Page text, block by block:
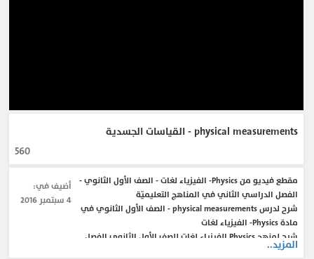
physical measurements - القياسات الجسدية
560
أضيف في:
4 سبتمبر 2016
مقطع فيديو من Physics- الفيزياء لغات - الصف الأول الثانوي -
الفصل الدراسي الثاني في المناهج التعليميّة
شرح لدرس physical measurements - الصف الأول الثانوي في
مادة Physics- الفيزياء لغات
شرح لمنهج Physics الفيزياء لغات للصف الأول الثانوي الفصل
الدراسي الثاني
المزيد..